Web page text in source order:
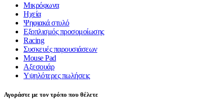
Μικρόφωνα
Ηχεία
Ψηφιακά στυλό
Εξοπλισμός προσομοίωσης
Racing
Συσκευές παρουσιάσεων
Mouse Pad
Αξεσουάρ
Υψηλότερες πωλήσεις
Αγοράστε με τον τρόπο που θέλετε